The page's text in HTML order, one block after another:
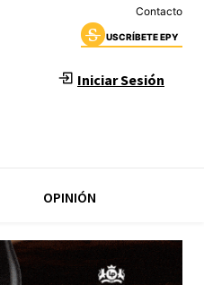
Contacto
USCRÍBETE EPY
Iniciar Sesión
OPINIÓN